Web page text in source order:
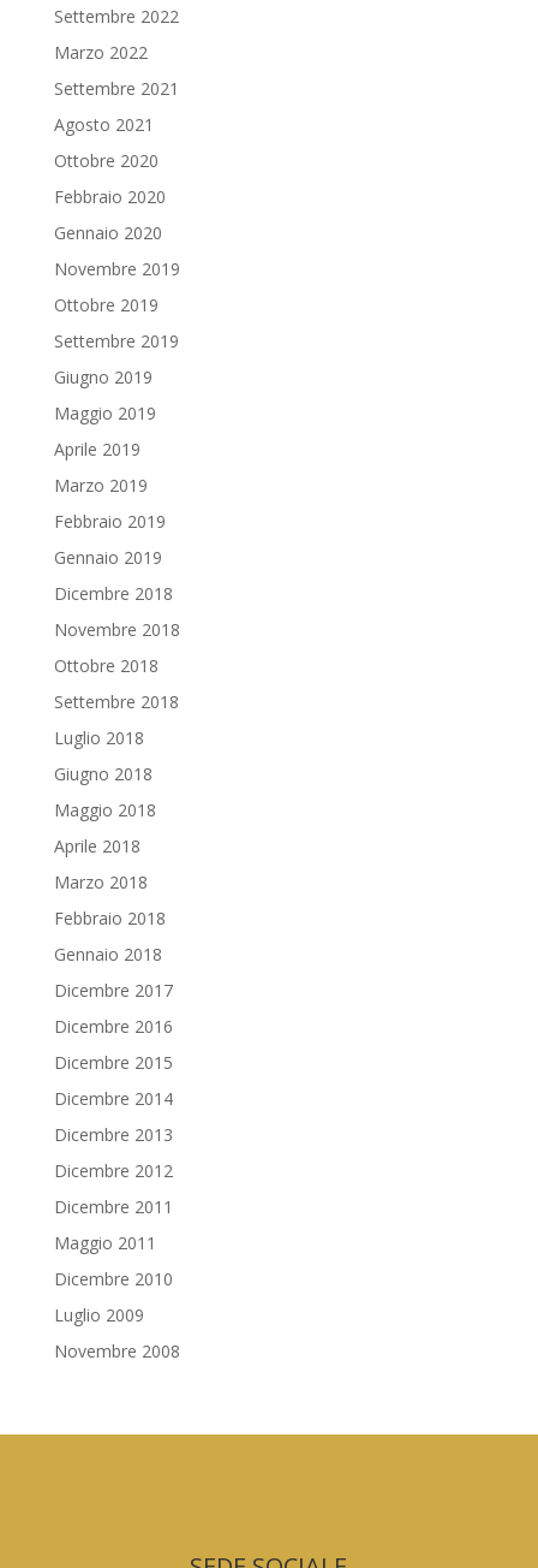
Settembre 2022
Marzo 2022
Settembre 2021
Agosto 2021
Ottobre 2020
Febbraio 2020
Gennaio 2020
Novembre 2019
Ottobre 2019
Settembre 2019
Giugno 2019
Maggio 2019
Aprile 2019
Marzo 2019
Febbraio 2019
Gennaio 2019
Dicembre 2018
Novembre 2018
Ottobre 2018
Settembre 2018
Luglio 2018
Giugno 2018
Maggio 2018
Aprile 2018
Marzo 2018
Febbraio 2018
Gennaio 2018
Dicembre 2017
Dicembre 2016
Dicembre 2015
Dicembre 2014
Dicembre 2013
Dicembre 2012
Dicembre 2011
Maggio 2011
Dicembre 2010
Luglio 2009
Novembre 2008